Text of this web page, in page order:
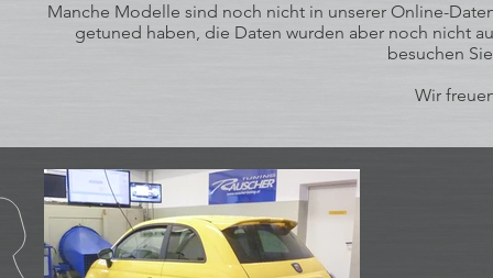
Manche Modelle sind noch nicht in unserer Online-
getuned haben, die Daten wurden aber noch nicht
besuchen
Wir